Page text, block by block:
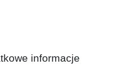
informacje